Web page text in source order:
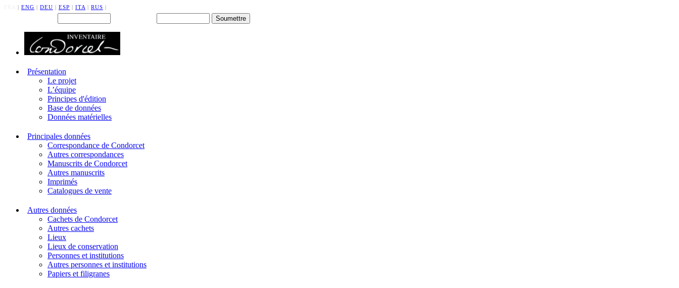
| ENG | DEU | ESP | ITA | RUS |
Présentation
Le projet
L’équipe
Principes d'édition
Base de données
Données matérielles
Principales données
Correspondance de Condorcet
Autres correspondances
Manuscrits de Condorcet
Autres manuscrits
Imprimés
Catalogues de vente
Autres données
Cachets de Condorcet
Autres cachets
Lieux
Lieux de conservation
Personnes et institutions
Autres personnes et institutions
Papiers et filigranes